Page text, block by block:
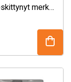
merkki
samoja kuin
joten
ja kestävyys
on taattu! Archer käyttää …